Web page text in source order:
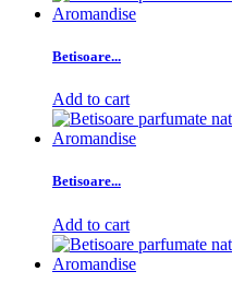
Betisoare...
Add to cart
Betisoare...
Add to cart